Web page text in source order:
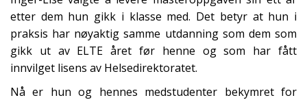
etter dem hun gikk i klasse med. Det betyr at hun i
praksis har nøyaktig samme utdanning som dem som
gikk ut av ELTE året før henne og som har fått
innvilget lisens av Helsedirektoratet.
Nå er hun og hennes medstudenter bekymret for